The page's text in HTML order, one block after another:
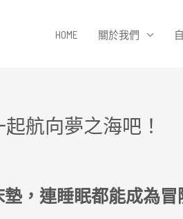
HOME 關於我們
航向夢之海吧！
，連睡眠都能成為